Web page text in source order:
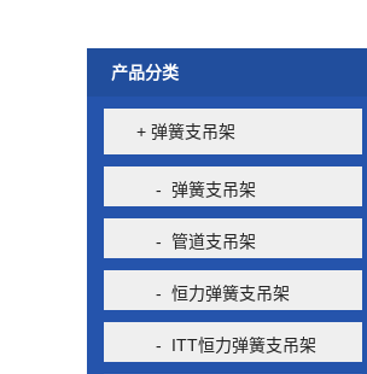
产品分类
+ 弹簧支吊架
- 弹簧支吊架
- 管道支吊架
- 恒力弹簧支吊架
- ITT恒力弹簧支吊架